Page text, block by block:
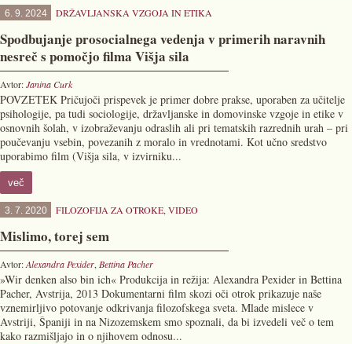
6. 9. 2024 DRŽAVLJANSKA VZGOJA IN ETIKA
Spodbujanje prosocialnega vedenja v primerih naravnih
nesreč s pomočjo filma Višja sila
Avtor:Janina Curk
POVZETEK Pričujoči prispevek je primer dobre prakse, uporaben za učitelje
psihologije, pa tudi sociologije, državljanske in domovinske vzgoje in etike v
osnovnih šolah, v izobraževanju odraslih ali pri tematskih razrednih urah – pri
poučevanju vsebin, povezanih z moralo in vrednotami. Kot učno sredstvo
uporabimo film (Višja sila, v izvirniku...
več
3. 7. 2020 FILOZOFIJA ZA OTROKE, VIDEO
Mislimo, torej sem
Avtor:Alexandra Pexider, Bettina Pacher
»Wir denken also bin ich« Produkcija in režija: Alexandra Pexider in Bettina
Pacher, Avstrija, 2013 Dokumentarni film skozi oči otrok prikazuje naše
vznemirljivo potovanje odkrivanja filozofskega sveta. Mlade mislece v
Avstriji, Španiji in na Nizozemskem smo spoznali, da bi izvedeli več o tem
kako razmišljajo in o njihovem odnosu...